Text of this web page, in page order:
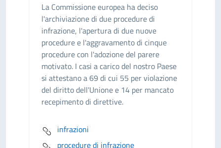
La Commissione europea ha deciso
l'archiviazione di due procedure di
infrazione, l'apertura di due nuove
procedure e l'aggravamento di cinque
procedure con l'adozione del parere
motivato. I casi a carico del nostro Paese
si attestano a 69 di cui 55 per violazione
del diritto dell'Unione e 14 per mancato
recepimento di direttive.
infrazioni
procedure di infrazione